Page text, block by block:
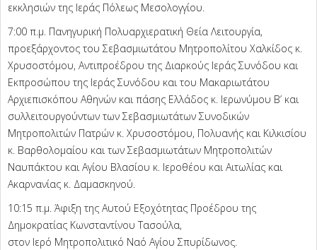
εκκλησιών της Ιεράς Πόλεως Μεσολογγίου.
7:00 π.μ. Πανηγυρική Πολυαρχιερατική Θεία Λειτουργία,
προεξάρχοντος του Σεβασμιωτάτου Μητροπολίτου Χαλκίδος κ.
Χρυσοστόμου, Αντιπροέδρου της Διαρκούς Ιεράς Συνόδου και
Εκπροσώπου της Ιεράς Συνόδου και του Μακαριωτάτου
Αρχιεπισκόπου Αθηνών και πάσης Ελλάδος κ. Ιερωνύμου Β’ και
συλλειτουργούντων των Σεβασμιωτάτων Συνοδικών
Μητροπολιτών Πατρών κ. Χρυσοστόμου, Πολυανής και Κιλκισίου
κ. Βαρθολομαίου και των Σεβασμιωτάτων Μητροπολιτών
Ναυπάκτου και Αγίου Βλασίου κ. Ιεροθέου και Αιτωλίας και
Ακαρνανίας κ. Δαμασκηνού.
10:15 π.μ. Άφιξη της Αυτού Εξοχότητας Προέδρου της
Δημοκρατίας Κωνσταντίνου Τασούλα,
στον Ιερό Μητροπολιτικό Ναό Αγίου Σπυρίδωνος.